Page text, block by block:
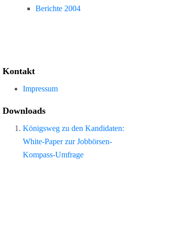
Berichte 2004
Kontakt
Impressum
Downloads
Königsweg zu den Kandidaten:
White-Paper zur Jobbörsen-
Kompass-Umfrage